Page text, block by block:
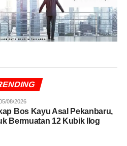
08/2026
Bos Kayu Asal Pekanbaru,
Bermuatan 12 Kubik Ilog